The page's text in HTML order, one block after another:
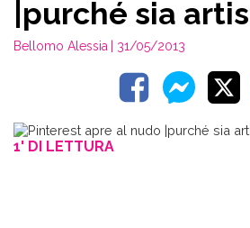
|purché sia
Bellomo Alessia | 31/05/2013
1' DI LETTURA